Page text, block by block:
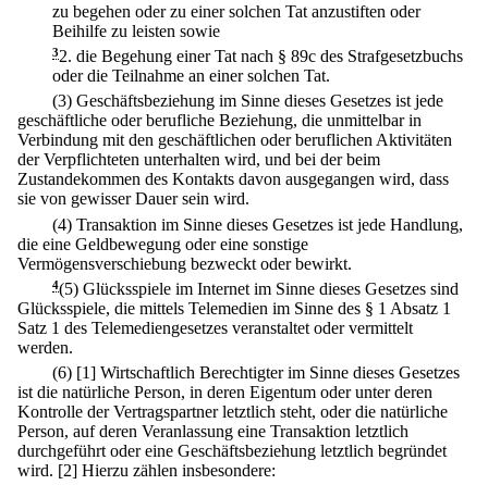
zu begehen oder zu einer solchen Tat anzustiften oder
Beihilfe zu leisten sowie
32. die Begehung einer Tat nach § 89c des Strafgesetzbuchs
oder die Teilnahme an einer solchen Tat.
(3) Geschäftsbeziehung im Sinne dieses Gesetzes ist jede
geschäftliche oder berufliche Beziehung, die unmittelbar in
Verbindung mit den geschäftlichen oder beruflichen Aktivitäten
der Verpflichteten unterhalten wird, und bei der beim
Zustandekommen des Kontakts davon ausgegangen wird, dass
sie von gewisser Dauer sein wird.
(4) Transaktion im Sinne dieses Gesetzes ist jede Handlung,
die eine Geldbewegung oder eine sonstige
Vermögensverschiebung bezweckt oder bewirkt.
4(5) Glücksspiele im Internet im Sinne dieses Gesetzes sind
Glücksspiele, die mittels Telemedien im Sinne des § 1 Absatz 1
Satz 1 des Telemediengesetzes veranstaltet oder vermittelt
werden.
(6) [1] Wirtschaftlich Berechtigter im Sinne dieses Gesetzes
ist die natürliche Person, in deren Eigentum oder unter deren
Kontrolle der Vertragspartner letztlich steht, oder die natürliche
Person, auf deren Veranlassung eine Transaktion letztlich
durchgeführt oder eine Geschäftsbeziehung letztlich begründet
wird. [2] Hierzu zählen insbesondere: